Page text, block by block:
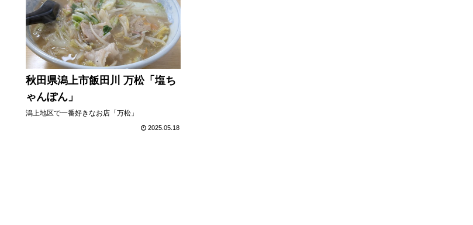
秋田県潟上市飯田川 万松「塩ち
ゃんぽん」
潟上地区で一番好きなお店「万松」
2025.05.18